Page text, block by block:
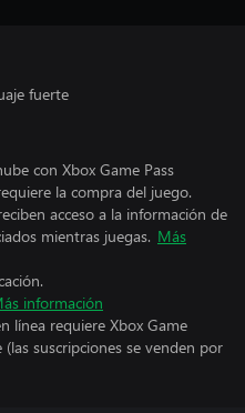
fuerte
con Xbox Game Pass
la compra del juego.
acceso a la información de
mientras juegas. Más
información
línea requiere Xbox Game
suscripciones se venden por